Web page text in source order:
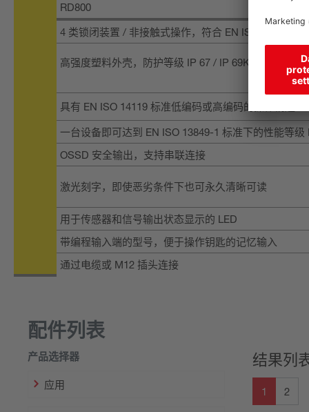
RD800
4 类锁闭装置 / 非接触式操作，符合 EN ISO 14119 标
高强度塑料外壳，防护等级 IP 67 / IP 69K
具有 EN ISO 14119 标准低编码或高编码的操作钥匙
一台设备即可达到 EN ISO 13849-1 标准下的性能等级
OSSD 安全输出，支持串联连接
激光刻字，即使恶劣条件下也可永久清晰可读
用于传感器和信号输出状态显示的 LED
带编程输入端的型号，便于操作钥匙的记忆输入
通过电缆或 M12 插头连接
配件列表
产品选择器
应用
结果列
1 2